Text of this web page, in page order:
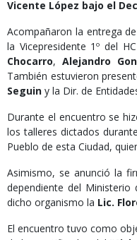
Vicente López bajo el
Acompañaron la entrega
la Vicepresidente 1º del
Chocarro, Alejandro
También estuvieron
Seguin y la Dir. de
Durante el encuentro se
los talleres dictados
Pueblo de esta Ciudad,
Asimismo, se anunció la
dependiente del
dicho organismo la Lic.
El encuentro tuvo como